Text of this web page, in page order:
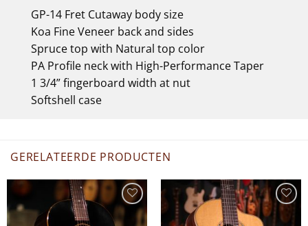
GP-14 Fret Cutaway body size
Koa Fine Veneer back and sides
Spruce top with Natural top color
PA Profile neck with High-Performance Taper
1 3/4” fingerboard width at nut
Softshell case
GERELATEERDE PRODUCTEN